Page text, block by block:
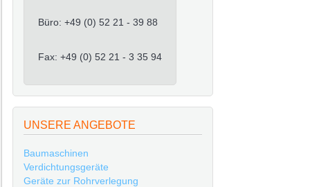
Büro: +49 (0) 52 21 - 39 88
Fax: +49 (0) 52 21 - 3 35 94
UNSERE ANGEBOTE
Baumaschinen
Verdichtungsgeräte
Geräte zur Rohrverlegung